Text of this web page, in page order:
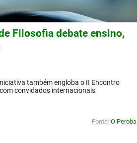
Filosofia debate ensino,
também engloba o II Encontro
convidados internacionais
Fonte: O Perobal